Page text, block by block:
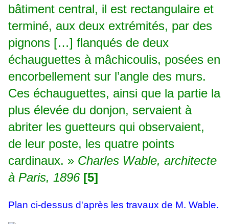
bâtiment central, il est rectangulaire et
terminé, aux deux extrémités, par des
pignons […] flanqués de deux
échauguettes à mâchicoulis, posées en
encorbellement sur l’angle des murs.
Ces échauguettes, ainsi que la partie la
plus élevée du donjon, servaient à
abriter les guetteurs qui observaient,
de leur poste, les quatre points
cardinaux. » Charles Wable, architecte
à Paris, 1896 [5]
Plan ci-dessus d'après les travaux de M. Wable.